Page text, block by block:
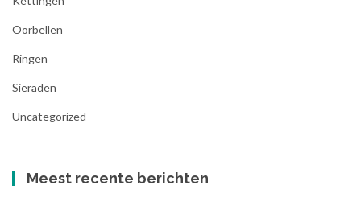
Oorbellen
Ringen
Sieraden
Uncategorized
Meest recente berichten